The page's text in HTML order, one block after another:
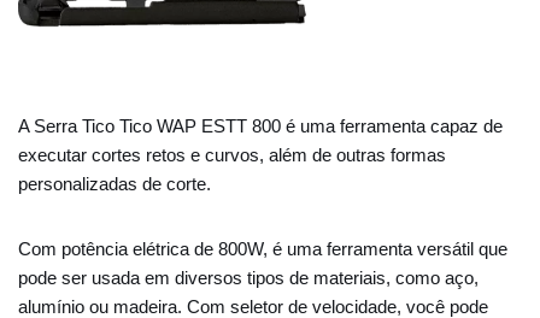
A Serra Tico Tico WAP ESTT 800 é uma ferramenta capaz de
executar cortes retos e curvos, além de outras formas
personalizadas de corte.
Com potência elétrica de 800W, é uma ferramenta versátil que
pode ser usada em diversos tipos de materiais, como aço,
alumínio ou madeira. Com seletor de velocidade, você pode